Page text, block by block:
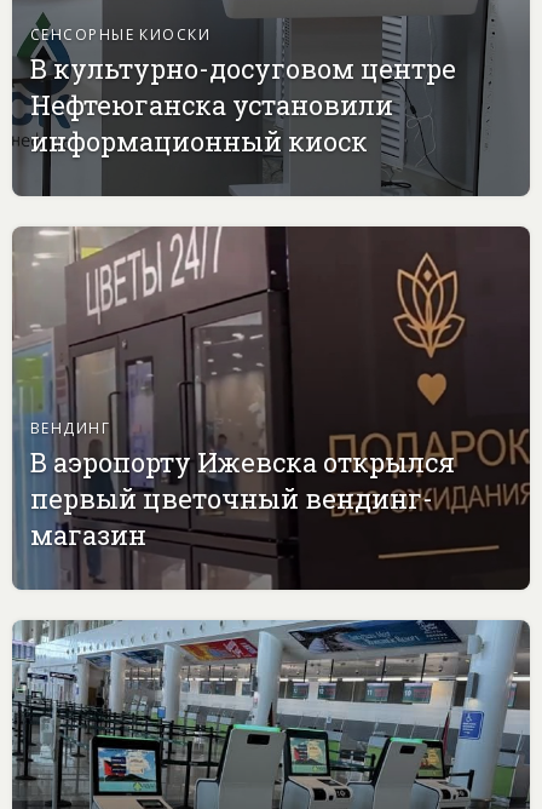
СЕНСОРНЫЕ КИОСКИ
В культурно-досуговом центре
Нефтеюганска установили
информационный киоск
ВЕНДИНГ
В аэропорту Ижевска открылся
первый цветочный вендинг-
магазин